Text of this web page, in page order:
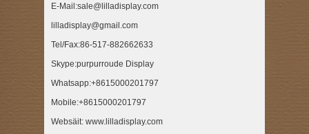
E-Mail:sale@lilladisplay.com
lilladisplay@gmail.com
Tel/Fax:86-517-882662633
Skype:purpurroude Display
Whatsapp:+8615000201797
Mobile:+8615000201797
Websäit: www.lilladisplay.com